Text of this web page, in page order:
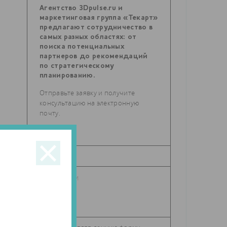
Агентство 3Dpulse.ru и
маркетинговая группа «Текарт»
предлагают сотрудничество в
самых разных областях: от
поиска потенциальных
партнеров до рекомендаций
по стратегическому
планированию.
Отправьте заявку и получите
консультацию на электронную
почту.